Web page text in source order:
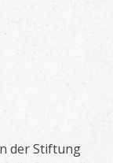
der Stiftung